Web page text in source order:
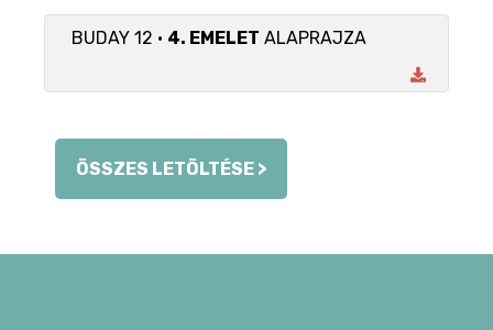
BUDAY 12 • 4. EMELET ALAPRAJZA
ÖSSZES LETÖLTÉSE >